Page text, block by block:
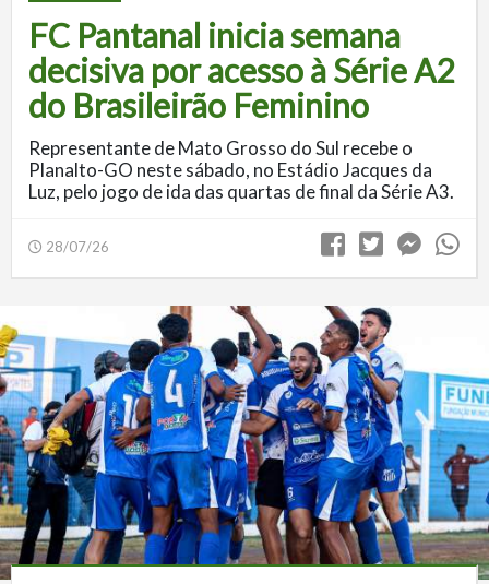
FC Pantanal inicia semana
decisiva por acesso à Série A2
do Brasileirão Feminino
Representante de Mato Grosso do Sul recebe o
Planalto-GO neste sábado, no Estádio Jacques da
Luz, pelo jogo de ida das quartas de final da Série A3.
28/07/26